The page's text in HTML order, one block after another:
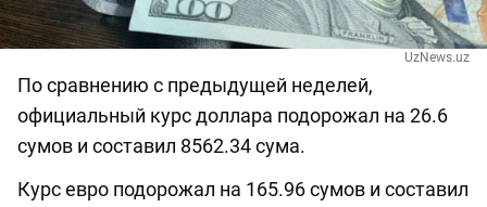
UzNews.uz
По сравнению с предыдущей неделей,
официальный курс доллара подорожал на 26.6
сумов и составил 8562.34 сума.
Курс евро подорожал на 165.96 сумов и составил